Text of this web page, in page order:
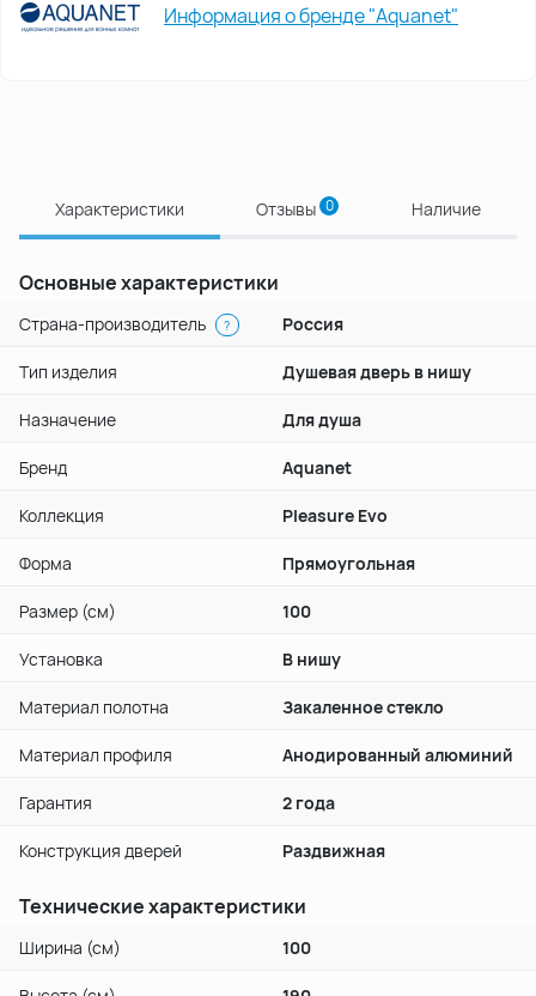
Информация о бренде "Aquanet"
Характеристики Отзывы 0 Наличие
Основные характеристики
Страна-производитель ? Россия
Тип изделия Душевая дверь в нишу
Назначение Для душа
Бренд Aquanet
Коллекция Pleasure Evo
Форма Прямоугольная
Размер (см) 100
Установка В нишу
Материал полотна Закаленное стекло
Материал профиля Анодированный алюминий
Гарантия 2 года
Конструкция дверей Раздвижная
Технические характеристики
Ширина (см) 100